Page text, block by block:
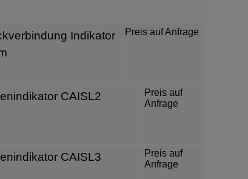
Indikator
Preis auf Anfrage
CAISL2
Preis auf
Anfrage
CAISL3
Preis auf
Anfrage